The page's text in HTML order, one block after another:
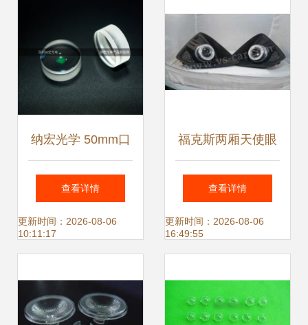
纳宏光学 50mm口
径平凹透镜的精密
设计与应用解析
查看详情
更新时间：2026-08-06
10:11:17
福克斯两厢天使眼
透镜雾灯 炫酷实用
改装指南
查看详情
更新时间：2026-08-06
16:49:55